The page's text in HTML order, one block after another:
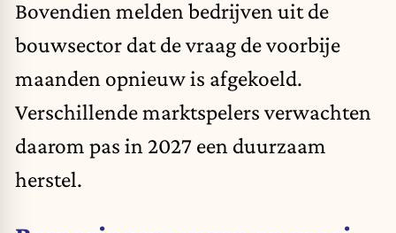
Bovendien melden bedrijven uit de
bouwsector dat de vraag de voorbije
maanden opnieuw is afgekoeld.
Verschillende marktspelers verwachten
daarom pas in 2027 een duurzaam
herstel.